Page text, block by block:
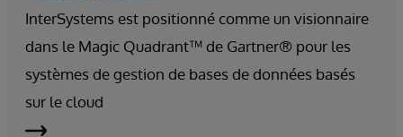
InterSystems est positionné comme un visionnaire
dans le Magic Quadrant™ de Gartner® pour les
systèmes de gestion de bases de données basés
sur le cloud